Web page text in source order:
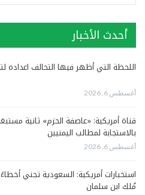
أحدث الأخبار
اللحظة التي أظهر فيها التحالف اعداده
أغسطس 6, 2026
قناة أمريكية: «عاصفة الحزم» ثانية
بالاستجابة لمطالب اليمنيين
أغسطس 6, 2026
استخبارات أمريكية: السعودية تجني
مُلك ابن سلمان